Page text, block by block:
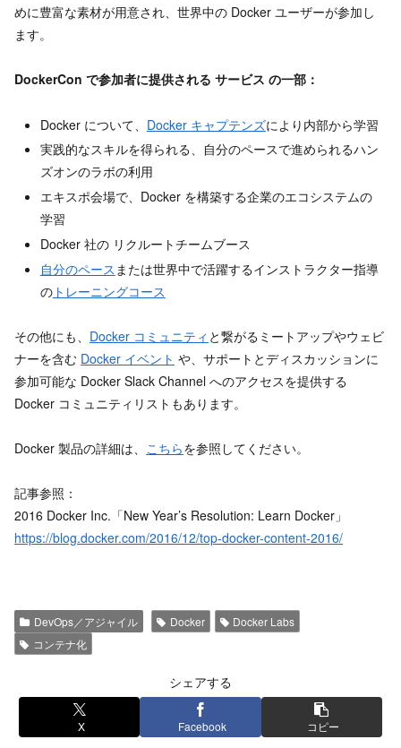
めに豊富な素材が用意され、世界中の Docker ユーザーが参加し
ます。
DockerCon で参加者に提供される サービス の一部：
Docker について、 Docker キャプテンズにより内部から学習
実践的なスキルを得られる、自分のペースで進められるハン
ズオンのラボの利用
エキスポ会場で、Docker を構築する企業のエコシステムの
学習
Docker 社の リクルートチームブース
自分のペース または世界中で活躍するインストラクター指導
のトレーニングコース
その他にも、 Docker コミュニティ と繋がるミートアップやウェビ
ナーを含む Docker イベント や、サポートとディスカッションに
参加可能な Docker Slack Channel へのアクセスを提供する
Docker コミュニティリストもあります。
Docker 製品の詳細は、 こちらを参照してください。
記事参照：
2016 Docker Inc.「New Year’s Resolution: Learn Docker」
https://blog.docker.com/2016/12/top-docker-content-2016/
DevOps／アジャイル Docker
Docker Labs
コンテナ化
シェアする
X Facebook コピー